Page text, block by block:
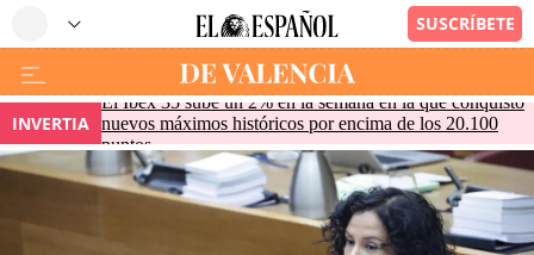
INVERTIA
El Ibex 35 sube un 2% en la semana en la que conquistó
nuevos máximos históricos por encima de los 20.100
puntos